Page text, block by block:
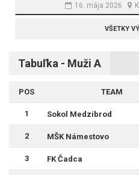
16. mája 2026
VŠETKY
Tabuľka - Muži A
POS TEAM
1 Sokol Medzibrod
2 MŠK Námestovo
3 FK Čadca